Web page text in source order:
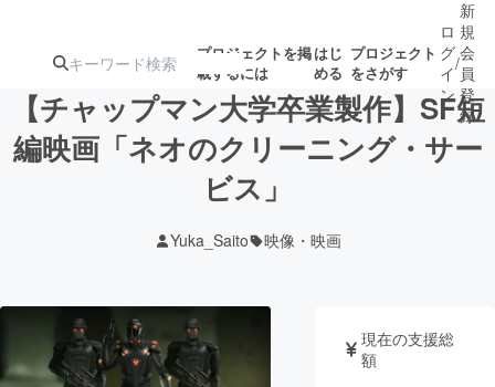
プロジェクトを掲
載するには
はじ
める
プロジェクト
をさがす
注目の新着プロ
募集終了が近いプ
テクノロジー・ガジェット
ロ
グ
イ
ン
/
新
規
会
員
登
録
【チャップマン大学卒業製作】SF短
編映画「ネオのクリーニング・サー
ビス」
Yuka_Saito 映像・映画
現在の支援総
額